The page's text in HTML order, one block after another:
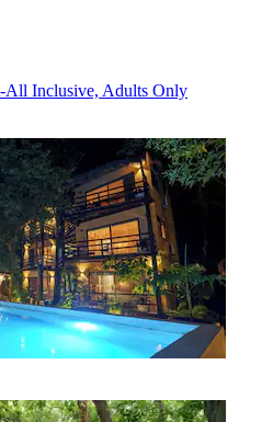
All Inclusive, Adults Only